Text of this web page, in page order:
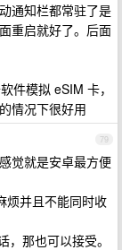
通知栏都常驻了是
重启就好了。后面
件模拟 eSIM 卡，
情况下很好用
79
觉就是安卓最方便
烦并且不能同时收
那也可以接受。